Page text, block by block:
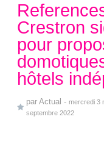
Crestron
pour
hôtels
par Actual - mercredi 3
septembre 2022